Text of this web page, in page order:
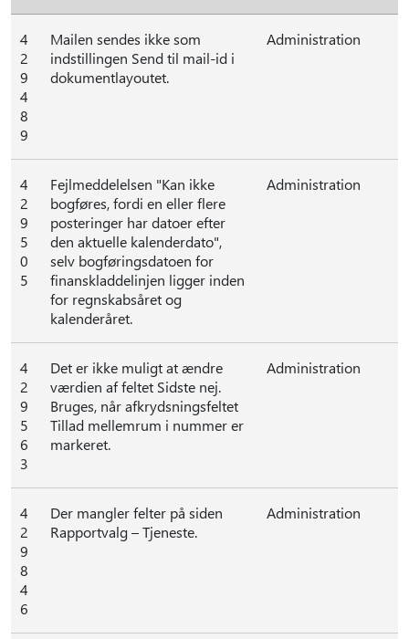
4
2
9
4
8
9
Mailen sendes ikke som
indstillingen Send til mail-id i
dokumentlayoutet.
Administration
4
2
9
5
0
5
Fejlmeddelelsen "Kan ikke
bogføres, fordi en eller flere
posteringer har datoer efter
den aktuelle kalenderdato",
selv bogføringsdatoen for
finanskladdelinjen ligger inden
for regnskabsåret og
kalenderåret.
Administration
4
2
9
5
6
3
Det er ikke muligt at ændre
værdien af feltet Sidste nej.
Bruges, når afkrydsningsfeltet
Tillad mellemrum i nummer er
markeret.
Administration
4
2
9
8
4
6
Der mangler felter på siden
Rapportvalg – Tjeneste.
Administration